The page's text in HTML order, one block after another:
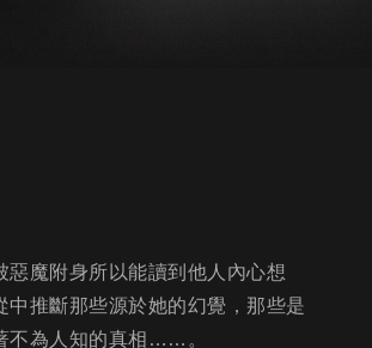
魔附身所以能讀到他人內心想
推斷那些源於她的幻覺，那些是
不為人知的真相……。